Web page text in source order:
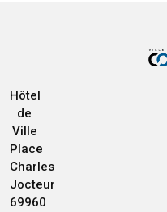
Hôtel
de
Ville
Place
Charles
Jocteur
69960